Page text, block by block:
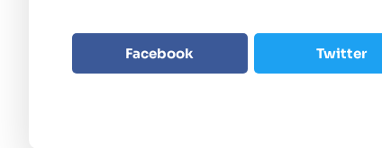
Facebook Twitter